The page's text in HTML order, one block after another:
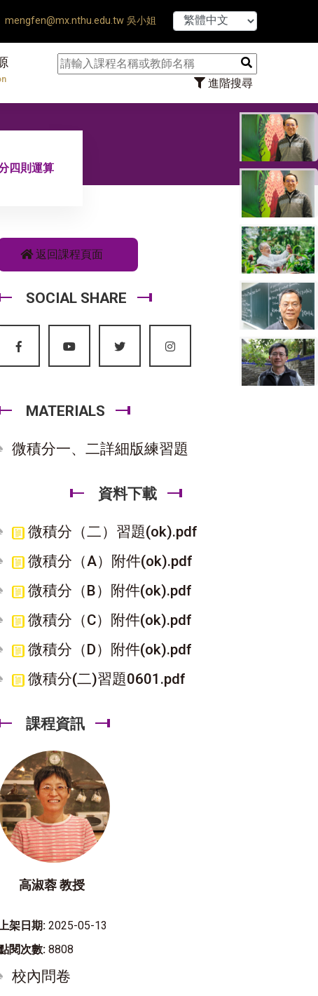
mengfen@mx.nthu.edu.tw 吳小姐
進階搜尋
【7/31】
四則運算
返回課程頁面
SOCIAL SHARE
MATERIALS
微積分一、二詳細版練習題
資料下載
微積分（二）習題(ok).pdf
微積分（A）附件(ok).pdf
微積分（B）附件(ok).pdf
微積分（C）附件(ok).pdf
微積分（D）附件(ok).pdf
微積分(二)習題0601.pdf
課程資訊
高淑蓉 教授
架日期: 2025-05-13
閱次數: 8808
校內問卷